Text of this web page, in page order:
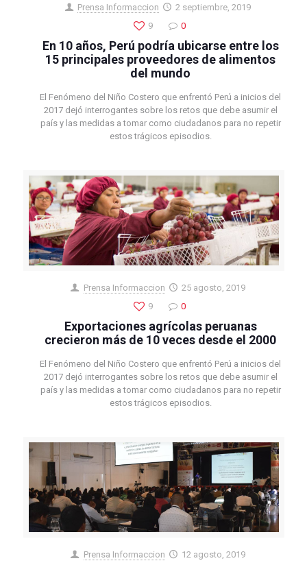
Prensa Informaccion
2 septiembre, 2019
9
0
En 10 años, Perú podría ubicarse entre los
15 principales proveedores de alimentos
del mundo
El Fenómeno del Niño Costero que enfrentó Perú a inicios del
2017 dejó interrogantes sobre los retos que debe asumir el
país y las medidas a tomar como ciudadanos para no repetir
estos trágicos episodios.
Prensa Informaccion
25 agosto, 2019
9
0
Exportaciones agrícolas peruanas
crecieron más de 10 veces desde el 2000
El Fenómeno del Niño Costero que enfrentó Perú a inicios del
2017 dejó interrogantes sobre los retos que debe asumir el
país y las medidas a tomar como ciudadanos para no repetir
estos trágicos episodios.
Prensa Informaccion 12 agosto, 2019